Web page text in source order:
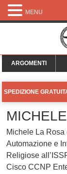
ARGOMENTI
SPEDIZIONE
Michele La
Automazione e
Religiose
Cisco CCNP
MENU